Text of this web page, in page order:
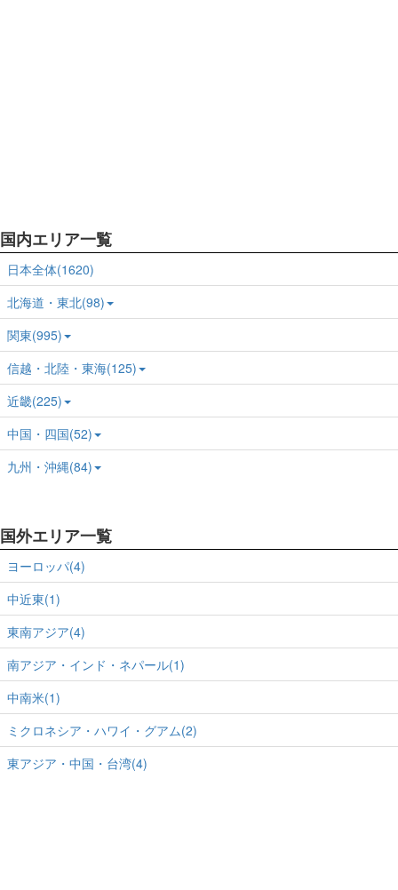
国内エリア一覧
日本全体(1620)
北海道・東北(98)
関東(995)
信越・北陸・東海(125)
近畿(225)
中国・四国(52)
九州・沖縄(84)
国外エリア一覧
ヨーロッパ(4)
中近東(1)
東南アジア(4)
南アジア・インド・ネパール(1)
中南米(1)
ミクロネシア・ハワイ・グアム(2)
東アジア・中国・台湾(4)